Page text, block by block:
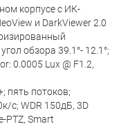
корпусе с ИК-
и DarkViewer 2.0
обзора 39.1°- 12.1°;
0.0005 Lux @ F1.2,
пять потоков;
с; WDR 150дБ, 3D
PTZ, Smart